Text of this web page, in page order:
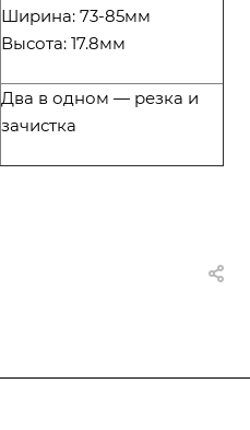
Ширина: 73-85мм
Высота: 17.8мм
Два в одном — резка и
зачистка